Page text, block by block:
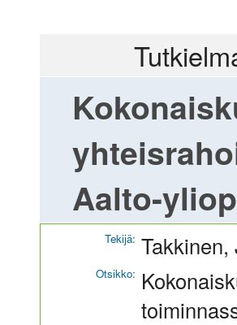
Aalto-
Tekijä: Takkinen,
Otsikko: